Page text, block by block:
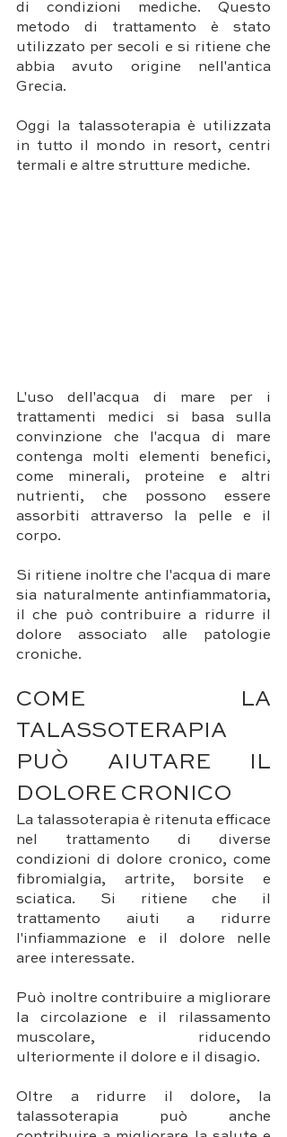
di condizioni mediche. Questo
metodo di trattamento è stato
utilizzato per secoli e si ritiene che
abbia avuto origine nell'antica
Grecia.
Oggi la talassoterapia è utilizzata
in tutto il mondo in resort, centri
termali e altre strutture mediche.
L'uso dell'acqua di mare per i
trattamenti medici si basa sulla
convinzione che l'acqua di mare
contenga molti elementi benefici,
come minerali, proteine e altri
nutrienti, che possono essere
assorbiti attraverso la pelle e il
corpo.
Si ritiene inoltre che l'acqua di mare
sia naturalmente antinfiammatoria,
il che può contribuire a ridurre il
dolore associato alle patologie
croniche.
COME LA
TALASSOTERAPIA
PUÒ AIUTARE IL
DOLORE CRONICO
La talassoterapia è ritenuta efficace
nel trattamento di diverse
condizioni di dolore cronico, come
fibromialgia, artrite, borsite e
sciatica. Si ritiene che il
trattamento aiuti a ridurre
l'infiammazione e il dolore nelle
aree interessate.
Può inoltre contribuire a migliorare
la circolazione e il rilassamento
muscolare, riducendo
ulteriormente il dolore e il disagio.
Oltre a ridurre il dolore, la
talassoterapia può anche